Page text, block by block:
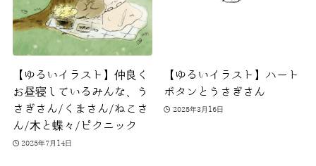
【ゆるいイラスト】仲良く
お昼寝しているみんな、う
さぎさん/くまさん/ねこさ
ん/木と蝶々/ピクニック
2025年7月14日
【ゆるいイラスト】ハート
ボタンとうさぎさん
2025年3月16日